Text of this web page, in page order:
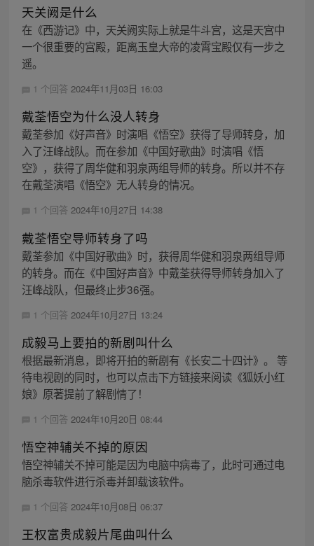
天关阙是什么
在《西游记》中，天关阙实际上就是牛斗宫，这是天宫中
一个很重要的宫殿，距离玉皇大帝的凌霄宝殿仅有一步之
遥。
1 个回答 2024年11月03日 16:03
戴荃悟空为什么没人转身
戴荃参加《好声音》时演唱《悟空》获得了导师转身，加
入了汪峰战队。而在参加《中国好歌曲》时演唱《悟
空》，获得了周华健和羽泉两组导师的转身。所以并不存
在戴荃演唱《悟空》无人转身的情况。
1 个回答 2024年10月27日 14:38
戴荃悟空导师转身了吗
戴荃参加《中国好歌曲》时，获得周华健和羽泉两组导师
的转身。而在《中国好声音》中戴荃获得导师转身加入了
汪峰战队，但最终止步36强。
1 个回答 2024年10月27日 13:24
成毅马上要拍的新剧叫什么
根据最新消息，即将开拍的新剧有《长安二十四计》。 等
待电视剧的同时，也可以点击下方链接来阅读《狐妖小红
娘》原著提前了解剧情了！
1 个回答 2024年10月20日 08:44
悟空神辅关不掉的原因
悟空神辅关不掉可能是因为电脑中病毒了，此时可通过电
脑杀毒软件进行杀毒并卸载该软件。
1 个回答 2024年10月08日 06:37
王权富贵成毅片尾曲叫什么